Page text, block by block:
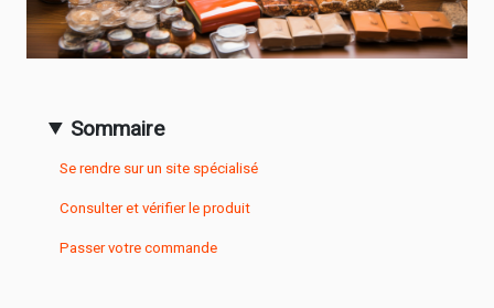
Sommaire
Se rendre sur un site spécialisé
Consulter et vérifier le produit
Passer votre commande